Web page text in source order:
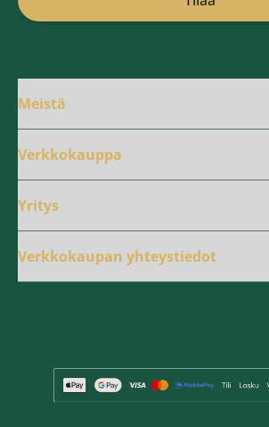
Meistä
Verkkokauppa
Yritys
Verkkokaupan yhteystiedot